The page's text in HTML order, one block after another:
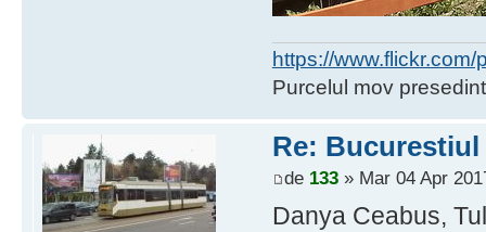
https://
Purcelul mov
Re:
de 133» Mar 04 Apr
Danya Ceabus,